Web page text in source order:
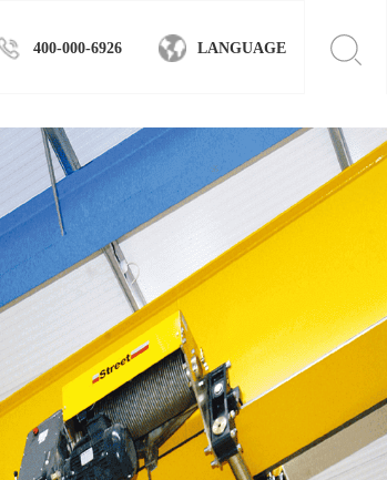
400-000-6926 LANGUAGE